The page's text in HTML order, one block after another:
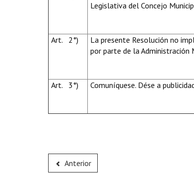
Legislativa del Concejo
Art. 2°)
La presente Resolución no
por parte de la Administración
Art. 3°) Comuníquese. Dése a
Anterior